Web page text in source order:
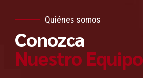
Quiénes somos
Conozca
Nuestro Equipo